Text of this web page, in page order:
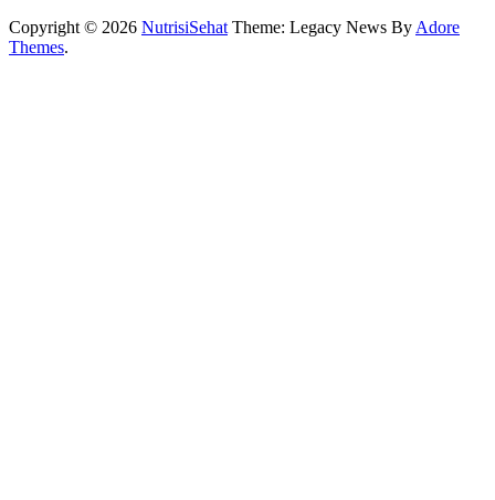
Copyright © 2026 NutrisiSehat Theme: Legacy News By Adore
Themes.